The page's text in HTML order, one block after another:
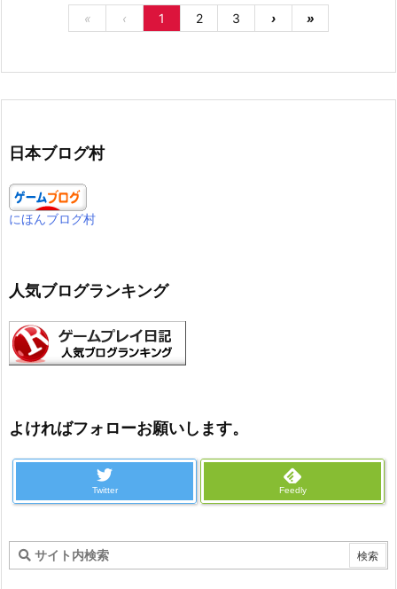
« ‹ 1 2 3 › »
日本ブログ村
にほんブログ村
人気ブログランキング
よければフォローお願いします。
Twitter Feedly